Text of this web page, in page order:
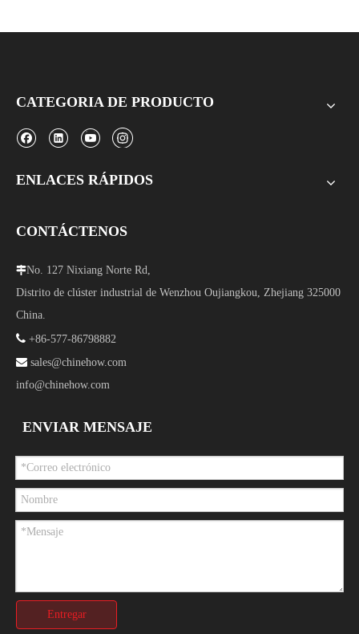
CATEGORIA DE PRODUCTO
ENLACES RÁPIDOS
CONTÁCTENOS
No. 127 Nixiang Norte Rd,
Distrito de clúster industrial de Wenzhou Oujiangkou, Zhejiang 325000
China.
 +86-577-86798882
 sales@chinehow.com
info@chinehow.com
ENVIAR MENSAJE
Entregar